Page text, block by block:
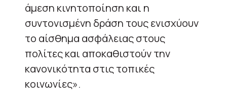
άμεση κινητοποίηση και η
συντονισμένη δράση τους ενισχύουν
το αίσθημα ασφάλειας στους
πολίτες και αποκαθιστούν την
κανονικότητα στις τοπικές
κοινωνίες».